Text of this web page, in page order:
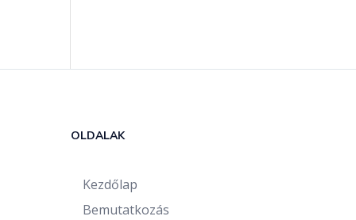
OLDALAK
Kezdőlap
Bemutatkozás